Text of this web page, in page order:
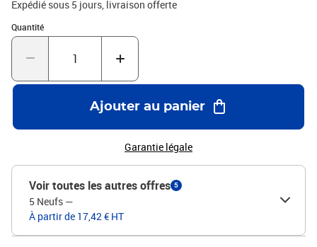
Expédié sous 5 jours livraison offerte
Quantité
Quantité : 1
Ajouter au panier
Garantie légale
Voir toutes les autres offres 5
5 Neufs —
À partir de 17,42 € HT